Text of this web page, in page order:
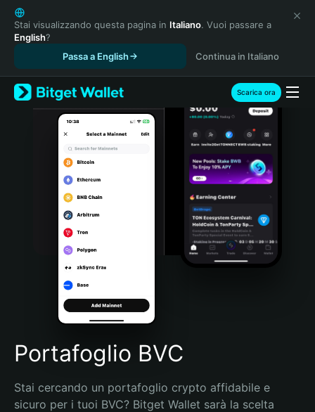
English
日本語
Tiếng Việt
Español (Latinoamérica)
Türkçe
Italiano
Português (Portugal)
Bahasa Indonesia
Português (Brasil)
Español (Argentina)
Stai visualizzando questa pagina in Italiano. Vuoi passare a
English?
Passa a English
Continua in Italiano
Scarica ora
Portafoglio BVC
Stai cercando un portafoglio crypto affidabile e
sicuro per i tuoi BVC? Bitget Wallet sarà la scelta